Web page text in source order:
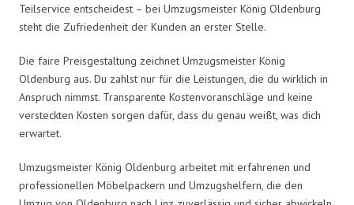
Teilservice entscheidest – bei Umzugsmeister König Oldenburg
steht die Zufriedenheit der Kunden an erster Stelle.
Die faire Preisgestaltung zeichnet Umzugsmeister König
Oldenburg aus. Du zahlst nur für die Leistungen, die du wirklich in
Anspruch nimmst. Transparente Kostenvoranschläge und keine
versteckten Kosten sorgen dafür, dass du genau weißt, was dich
erwartet.
Umzugsmeister König Oldenburg arbeitet mit erfahrenen und
professionellen Möbelpackern und Umzugshelfern, die den